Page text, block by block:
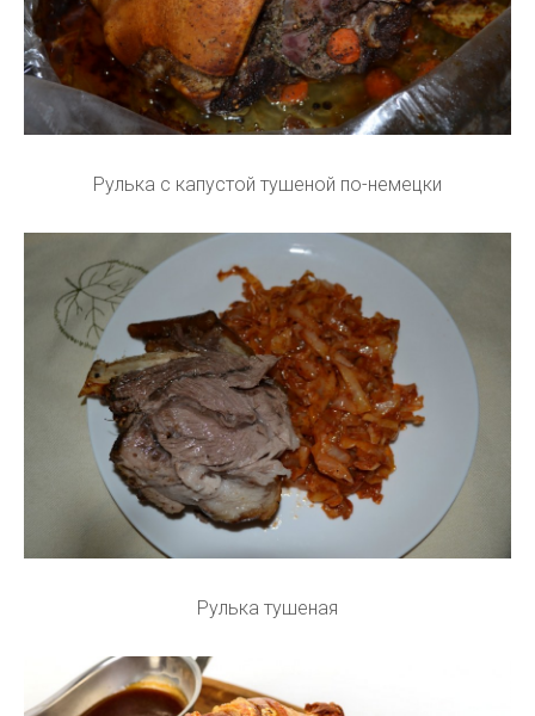
Рулька с капустой тушеной по-немецки
Рулька тушеная